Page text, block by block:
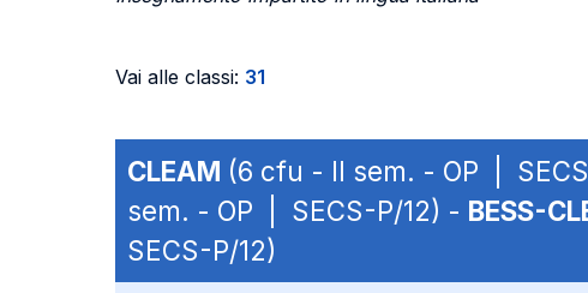
Vai alle classi: 31
CLEAM (6 cfu - II sem. - OP |
sem. - OP | SECS-P/12) - BESS-
SECS-P/12)